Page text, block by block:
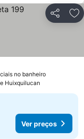
Partilhar
no banheiroVer
Huixquilucan
Ver preços